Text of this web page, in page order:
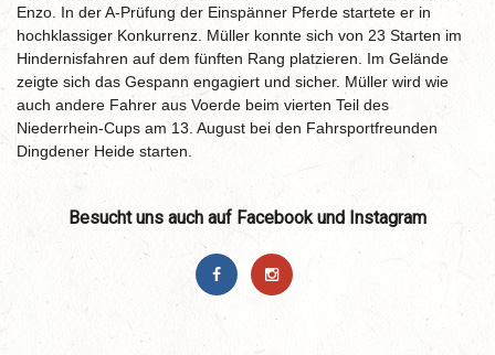
Enzo. In der A-Prüfung der Einspänner Pferde startete er in
hochklassiger Konkurrenz. Müller konnte sich von 23 Starten im
Hindernisfahren auf dem fünften Rang platzieren. Im Gelände
zeigte sich das Gespann engagiert und sicher. Müller wird wie
auch andere Fahrer aus Voerde beim vierten Teil des
Niederrhein-Cups am 13. August bei den Fahrsportfreunden
Dingdener Heide starten.
Besucht uns auch auf Facebook und Instagram